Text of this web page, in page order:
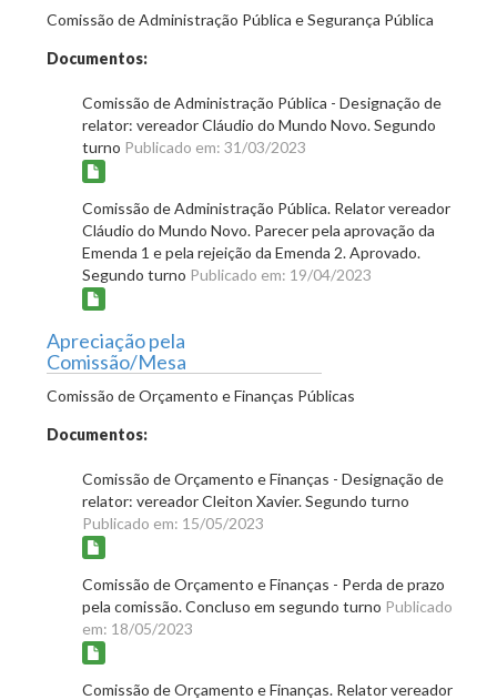
Comissão de Administração Pública e Segurança Pública
Documentos:
Comissão de Administração Pública - Designação de
relator: vereador Cláudio do Mundo Novo. Segundo
turno Publicado em: 31/03/2023
Comissão de Administração Pública. Relator vereador
Cláudio do Mundo Novo. Parecer pela aprovação da
Emenda 1 e pela rejeição da Emenda 2. Aprovado.
Segundo turno Publicado em: 19/04/2023
Apreciação pela
Comissão/Mesa
Comissão de Orçamento e Finanças Públicas
Documentos:
Comissão de Orçamento e Finanças - Designação de
relator: vereador Cleiton Xavier. Segundo turno
Publicado em: 15/05/2023
Comissão de Orçamento e Finanças - Perda de prazo
pela comissão. Concluso em segundo turno Publicado
em: 18/05/2023
Comissão de Orçamento e Finanças. Relator vereador